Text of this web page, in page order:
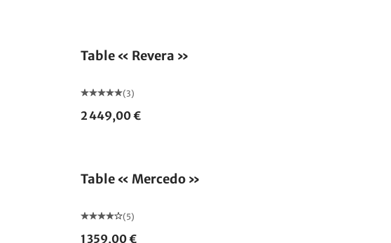
Table « Revera »
(3)
2 449,00 €
Table « Mercedo »
(5)
1 359,00 €